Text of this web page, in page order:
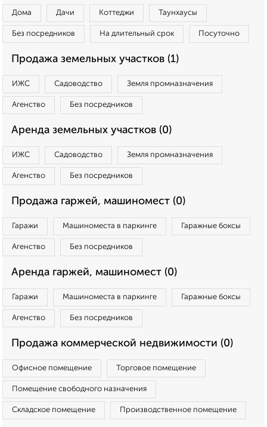
Дома Дачи Коттеджи Таунхаусы
Без посредников На длительный срок Посуточно
Продажа земельных участков (1)
ИЖС Садоводство Земля промназначения
Агенство Без посредников
Аренда земельных участков (0)
ИЖС Садоводство Земля промназначения
Агенство Без посредников
Продажа гаржей, машиномест (0)
Гаражи Машиноместа в паркинге Гаражные боксы
Агенство Без посредников
Аренда гаржей, машиномест (0)
Гаражи Машиноместа в паркинге Гаражные боксы
Агенство Без посредников
Продажа коммерческой недвижимости (0)
Офисное помещение Торговое помещение
Помещение свободного назначения
Складское помещение Производственное помещение